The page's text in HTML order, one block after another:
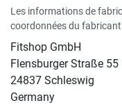
Les informations de
coordonnées du
Fitshop GmbH
Flensburger Straße 55
24837 Schleswig
Germany